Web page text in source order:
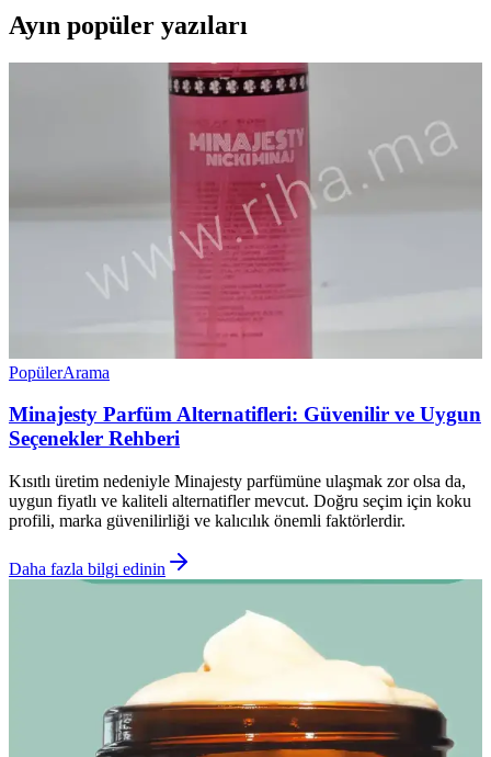
Ayın popüler yazıları
PopülerArama
Minajesty Parfüm Alternatifleri: Güvenilir ve Uygun
Seçenekler Rehberi
Kısıtlı üretim nedeniyle Minajesty parfümüne ulaşmak zor olsa da,
uygun fiyatlı ve kaliteli alternatifler mevcut. Doğru seçim için koku
profili, marka güvenilirliği ve kalıcılık önemli faktörlerdir.
Daha fazla bilgi edinin